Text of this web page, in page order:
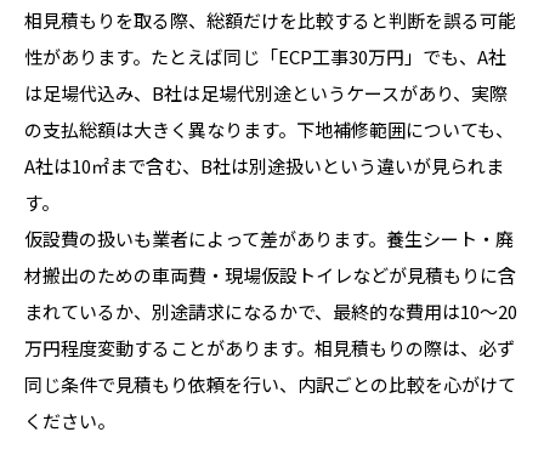
相見積もりを取る際、総額だけを比較すると判断を誤る可能
性があります。たとえば同じ「ECP工事30万円」でも、A社
は足場代込み、B社は足場代別途というケースがあり、実際
の支払総額は大きく異なります。下地補修範囲についても、
A社は10㎡まで含む、B社は別途扱いという違いが見られま
す。
仮設費の扱いも業者によって差があります。養生シート・廃
材搬出のための車両費・現場仮設トイレなどが見積もりに含
まれているか、別途請求になるかで、最終的な費用は10〜20
万円程度変動することがあります。相見積もりの際は、必ず
同じ条件で見積もり依頼を行い、内訳ごとの比較を心がけて
ください。